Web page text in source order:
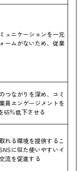
ュニケーションを一元
ームがないため、従業
つながりを深め、コミ
員エンゲージメントを
65％低下させる
れる環境を提供するこ
に似た使いやすいイ
流を促進する